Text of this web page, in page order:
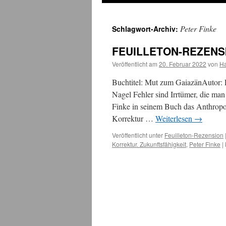
Schlagwort-Archiv: Peter Finke
FEUILLETON-
Veröffentlicht am 20. Februar 2022 von
Buchtitel: Mut zum GaiazänAutor:
Nagel Fehler sind Irrtümer, die
Finke in seinem Buch das
Korrektur … Weiterlesen →
Veröffentlicht unter Feuilleton-Rezension |
Korrektur. Zukunftsfähigkeit, Peter Finke |